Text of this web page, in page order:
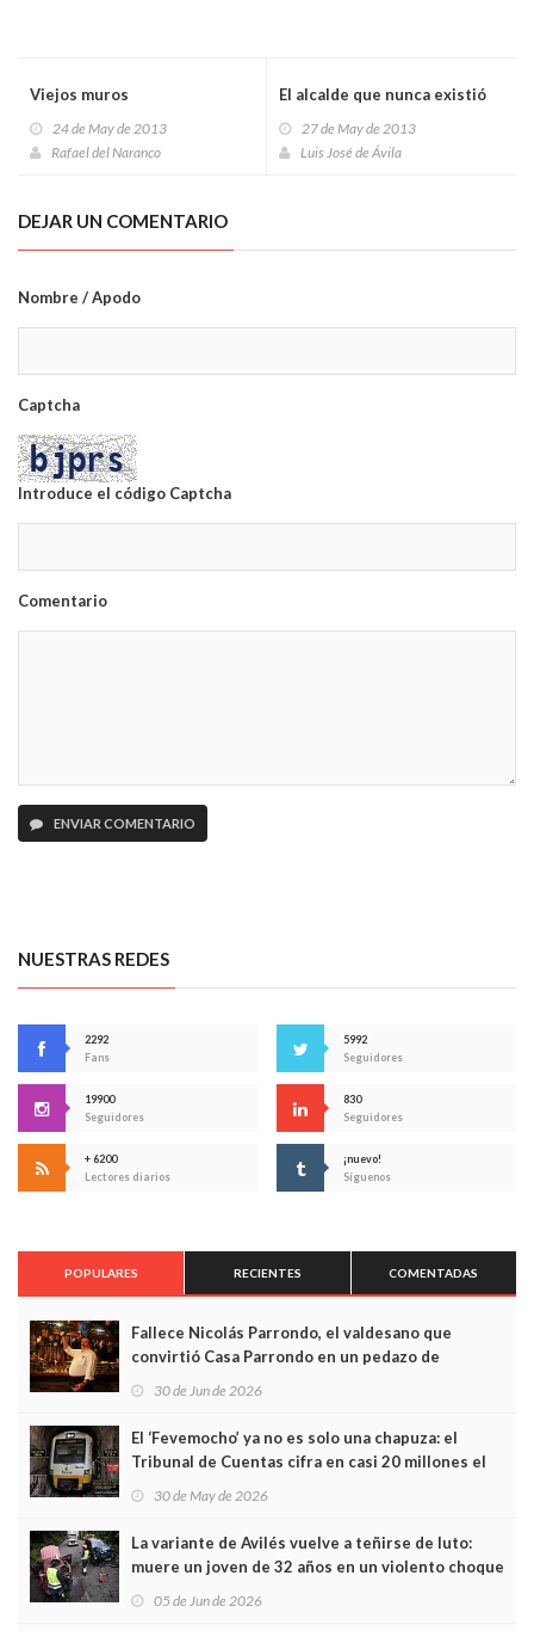
Viejos muros
24 de May de 2013
Rafael del Naranco
El alcalde que nunca existió
27 de May de 2013
Luis José de Ávila
DEJAR UN COMENTARIO
Nombre / Apodo
Captcha
Introduce el código Captcha
Comentario
ENVIAR COMENTARIO
NUESTRAS REDES
2292
Fans
5992
Seguidores
19900
Seguidores
830
Seguidores
+ 6200
Lectores diarios
¡nuevo!
Síguenos
POPULARES RECIENTES COMENTADAS
Fallece Nicolás Parrondo, el valdesano que
convirtió Casa Parrondo en un pedazo de
Asturias en Madrid
30 de Jun de 2026
El ‘Fevemocho’ ya no es solo una chapuza: el
Tribunal de Cuentas cifra en casi 20 millones el
sobrecoste de los trenes que no cabían por los
30 de May de 2026
La variante de Avilés vuelve a teñirse de luto:
muere un joven de 32 años en un violento choque
frontal
05 de Jun de 2026